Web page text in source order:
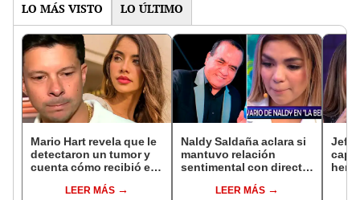
LO MÁS VISTO LO ÚLTIMO
Mario Hart revela que le
detectaron un tumor y
cuenta cómo recibió el
muy fuertes..."
LEER MÁS
Naldy Saldaña aclara si
mantuvo relación
sentimental con director
denunciarlo por
LEER MÁS